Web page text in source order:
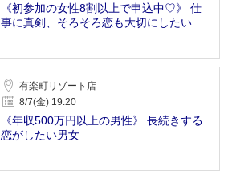
《初参加の女性8割以上で申込中♡》 仕
事に真剣、そろそろ恋も大切にしたい
有楽町リゾート店
8/7(金) 19:20
《年収500万円以上の男性》 長続きする
恋がしたい男女